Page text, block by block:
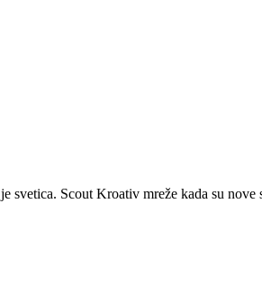
svetica. Scout Kroativ mreže kada su nove